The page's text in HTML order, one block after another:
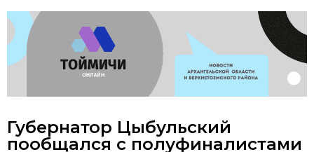
Губернатор Цыбульский
пообщался с полуфиналистами